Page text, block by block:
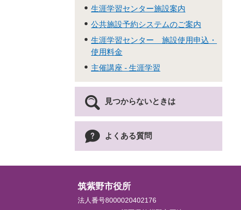
生涯学習センター施設案内
公共施設予約システムのご案内
生涯学習センター 施設使用申込・
使用料金
主催講座 - 生涯学習
見つからないときは
よくある質問
筑紫野市役所
法人番号8000020402176